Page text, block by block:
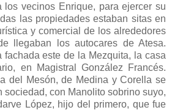
los vecinos Enrique, para ejercer su
las propiedades estaban sitas en
y comercial de los alrededores
llegaban los autocares de Atesa.
fachada este de la Mezquita, la casa
en Magistral González Francés.
del Mesón, de Medina y Corella se
sociedad, con Manolito sobrino suyo,
López, hijo del primero, que fue